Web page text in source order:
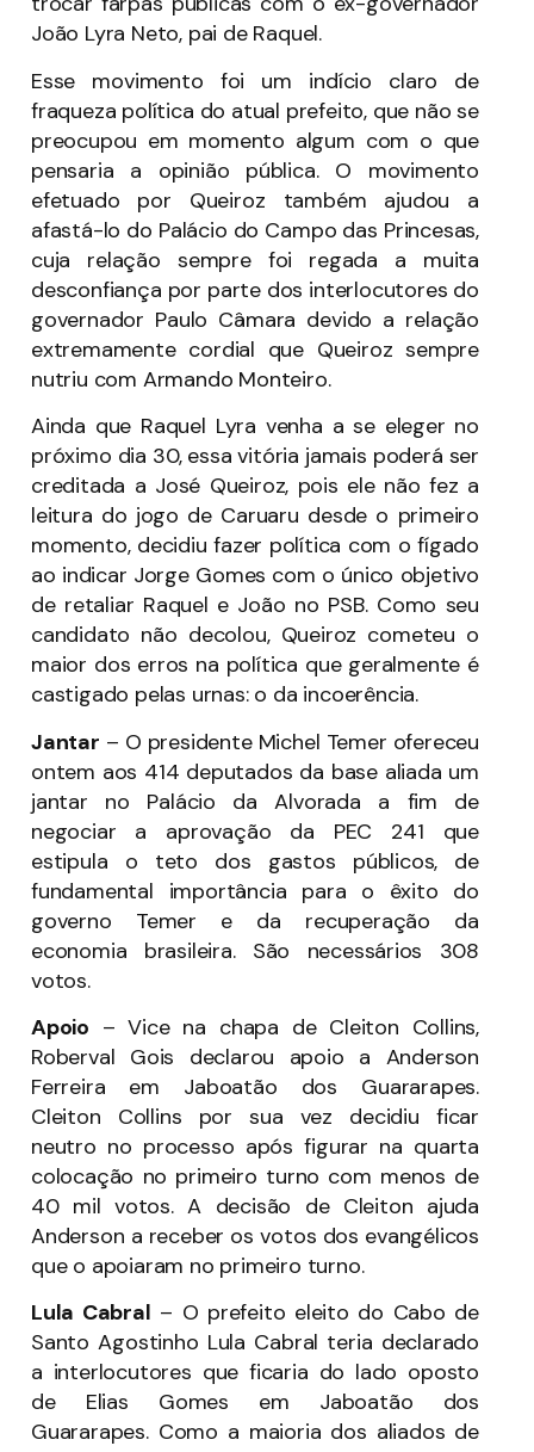
João Lyra Neto, pai de Raquel.
Esse movimento foi um indício claro de
fraqueza política do atual prefeito, que não se
preocupou em momento algum com o que
pensaria a opinião pública. O movimento
efetuado por Queiroz também ajudou a
afastá-lo do Palácio do Campo das Princesas,
cuja relação sempre foi regada a muita
desconfiança por parte dos interlocutores do
governador Paulo Câmara devido a relação
extremamente cordial que Queiroz sempre
nutriu com Armando Monteiro.
Ainda que Raquel Lyra venha a se eleger no
próximo dia 30, essa vitória jamais poderá ser
creditada a José Queiroz, pois ele não fez a
leitura do jogo de Caruaru desde o primeiro
momento, decidiu fazer política com o fígado
ao indicar Jorge Gomes com o único objetivo
de retaliar Raquel e João no PSB. Como seu
candidato não decolou, Queiroz cometeu o
maior dos erros na política que geralmente é
castigado pelas urnas: o da incoerência.
Jantar – O presidente Michel Temer ofereceu
ontem aos 414 deputados da base aliada um
jantar no Palácio da Alvorada a fim de
negociar a aprovação da PEC 241 que
estipula o teto dos gastos públicos, de
fundamental importância para o êxito do
governo Temer e da recuperação da
economia brasileira. São necessários 308
votos.
Apoio – Vice na chapa de Cleiton Collins,
Roberval Gois declarou apoio a Anderson
Ferreira em Jaboatão dos Guararapes.
Cleiton Collins por sua vez decidiu ficar
neutro no processo após figurar na quarta
colocação no primeiro turno com menos de
40 mil votos. A decisão de Cleiton ajuda
Anderson a receber os votos dos evangélicos
que o apoiaram no primeiro turno.
Lula Cabral – O prefeito eleito do Cabo de
Santo Agostinho Lula Cabral teria declarado
a interlocutores que ficaria do lado oposto
de Elias Gomes em Jaboatão dos
Guararapes. Como a maioria dos aliados de